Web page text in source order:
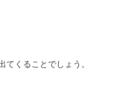
てくることでしょう。